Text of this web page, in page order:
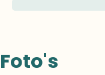
Foto's